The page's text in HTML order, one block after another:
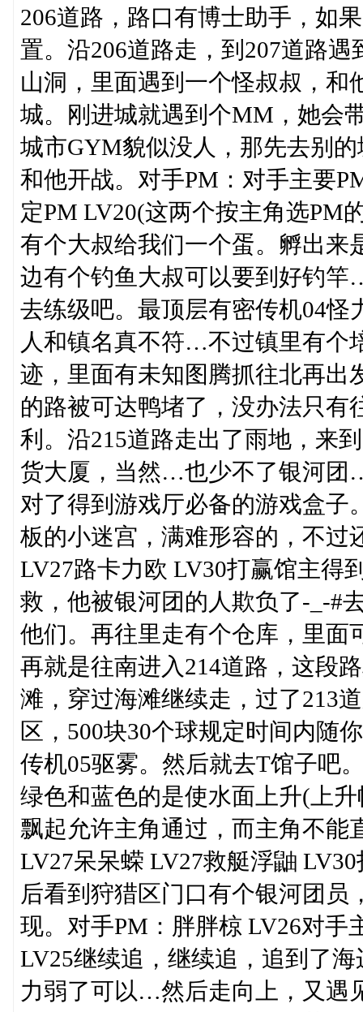
206道路，路口有博士助手，如
置。沿206道路走，到207道路
山洞，里面遇到一个怪叔叔，和
城。刚进城就遇到个MM，她会
城市GYM貌似没人，那先去别
和他开战。对手PM：对手主要
定PM LV20(这两个按主角选PM
有个大叔给我们一个蛋。孵出来
边有个钓鱼大叔可以要到好钓
去练级吧。最顶层有密传机04
人和镇名真不符…不过镇里有个
迹，里面有未知图腾抓往北再出
的路被可达鸭堵了，没办法只有
利。沿215道路走出了雨地，来
货大厦，当然…也少不了银河团
对了得到游戏厅必备的游戏盒子
板的小迷宫，满难形容的，不过
LV27路卡力欧 LV30打赢馆主得
救，他被银河团的人欺负了-_-#
他们。再往里走有个仓库，里面
再就是往南进入214道路，这段
滩，穿过海滩继续走，过了213
区，500块30个球规定时间内随
传机05驱雾。然后就去T馆子吧
绿色和蓝色的是使水面上升(上
飘起允许主角通过，而主角不能
LV27呆呆蝾 LV27救艇浮鼬
后看到狩猎区门口有个银河团
现。对手PM：胖胖椋 LV26对手
LV25继续追，继续追，追到了
力弱了可以…然后走向上，又遇